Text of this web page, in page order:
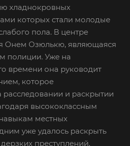
хладнокровных
которых стали молодые
пола. В центре
Онем Озюлькю, являющаяся
полиции. Уже на
времени она руководит
которое
расследовании и раскрытии
высококлассным
местных
уже удалось раскрыть
преступлений,